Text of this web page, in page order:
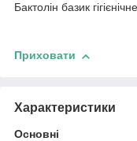
Бактолін базик
Приховати
Характеристики
Основні